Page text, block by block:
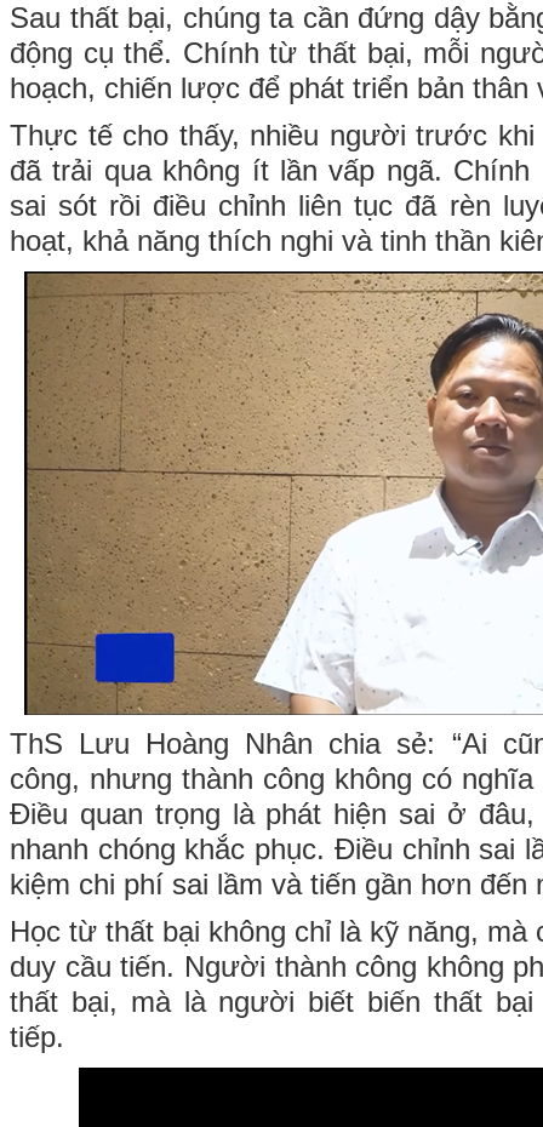
Sau thất bại, chúng ta cần đứng dậy
động cụ thể. Chính từ thất bại, mỗi
hoạch, chiến lược để phát triển bản thân
Thực tế cho thấy, nhiều người trước khi
đã trải qua không ít lần vấp ngã.
sai sót rồi điều chỉnh liên tục đã rèn
hoạt, khả năng thích nghi và tinh thần
ThS Lưu Hoàng Nhân chia sẻ: “Ai
công, nhưng thành công không có
Điều quan trọng là phát hiện sai ở
nhanh chóng khắc phục. Điều chỉnh sai
kiệm chi phí sai lầm và tiến gần hơn đến
Học từ thất bại không chỉ là kỹ năng, mà
duy cầu tiến. Người thành công không
thất bại, mà là người biết biến thất
tiếp.